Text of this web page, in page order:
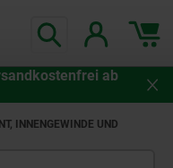
ab
INNENGEWINDE UND R